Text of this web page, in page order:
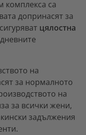
комплекса са
допринасят за
цялостна
на
за нормалното
на
за всички жени,
задължения